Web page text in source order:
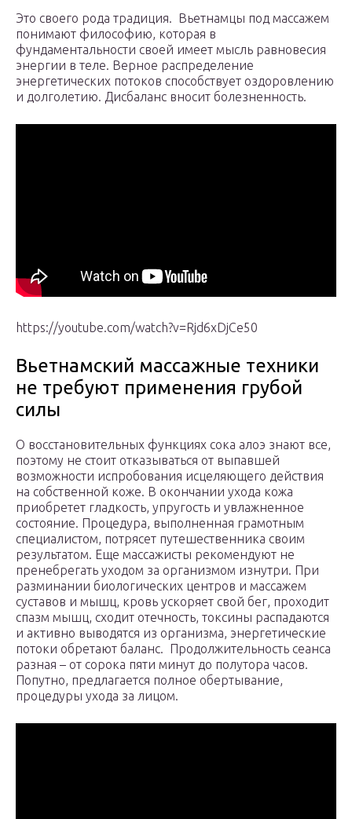
Это своего рода традиция. Вьетнамцы под массажем
понимают философию, которая в
фундаментальности своей имеет мысль равновесия
энергии в теле. Верное распределение
энергетических потоков способствует оздоровлению
и долголетию. Дисбаланс вносит болезненность.
https://youtube.com/watch?v=Rjd6xDjCe50
Вьетнамский массажные техники
не требуют применения грубой
силы
О восстановительных функциях сока алоэ знают все,
поэтому не стоит отказываться от выпавшей
возможности испробования исцеляющего действия
на собственной коже. В окончании ухода кожа
приобретет гладкость, упругость и увлажненное
состояние. Процедура, выполненная грамотным
специалистом, потрясет путешественника своим
результатом. Еще массажисты рекомендуют не
пренебрегать уходом за организмом изнутри. При
разминании биологических центров и массажем
суставов и мышц, кровь ускоряет свой бег, проходит
спазм мышц, сходит отечность, токсины распадаются
и активно выводятся из организма, энергетические
потоки обретают баланс. Продолжительность сеанса
разная – от сорока пяти минут до полутора часов.
Попутно, предлагается полное обертывание,
процедуры ухода за лицом.